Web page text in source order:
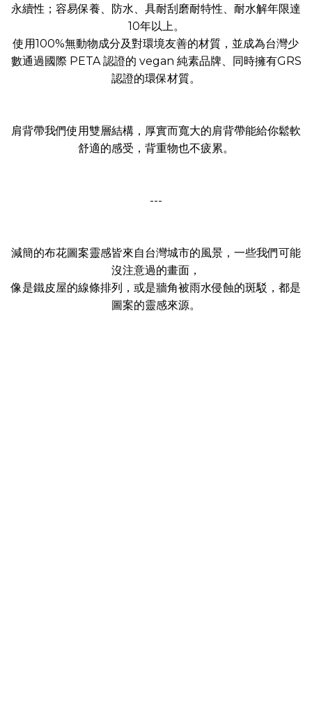
永續性；容易保養、防水、具耐刮磨耐特性、耐水解年限達
10年以上。
使用100%無動物成分及對環境友善的材質，並成為台灣少
數通過國際 PETA 認證的 vegan 純素品牌、同時擁有GRS
認證的環保材質。
肩背帶我們使用雙層結構，厚實而寬大的肩背帶能給你鬆軟
舒適的感受，背重物也不疲累。
---
減簡的布花圖案靈感皆來自台灣城市的風景，一些我們可能
沒注意過的畫面，
像是鐵皮屋的線條排列，或是牆角被雨水侵蝕的斑駁，都是
圖案的靈感來源。